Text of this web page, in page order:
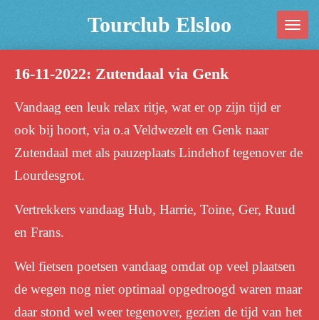
de
Tourclub Elsloo
16-11-2022: Zutendaal via Genk
Vandaag een leuk relax ritje, wat er op zijn tijd er
ook bij hoort, via o.a Veldwezelt en Genk naar
Zutendaal met als pauzeplaats Lindehof tegenover de
Lourdesgrot.
Vertrekkers vandaag Hub, Harrie, Toine, Ger, Ruud
en Frans.
Wel fietsen poetsen vandaag omdat op veel plaatsen
de wegen nog niet optimaal opgedroogd waren maar
daar stond wel weer tegenover, gezien de tijd van het